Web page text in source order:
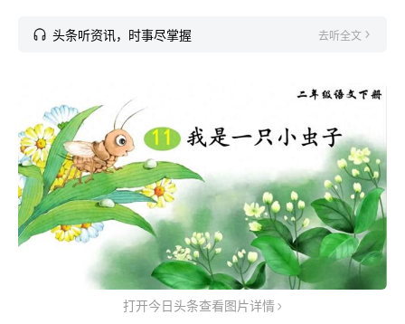
头条听资讯，时事尽掌握 去听全文
打开今日头条查看图片详情